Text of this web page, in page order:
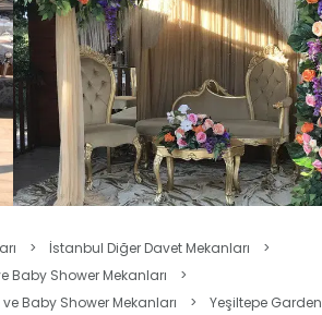
> İstanbul Diğer Davet Mekanları
>
Baby Shower Mekanları
>
Baby Shower Mekanları
> Yeşiltepe Garden